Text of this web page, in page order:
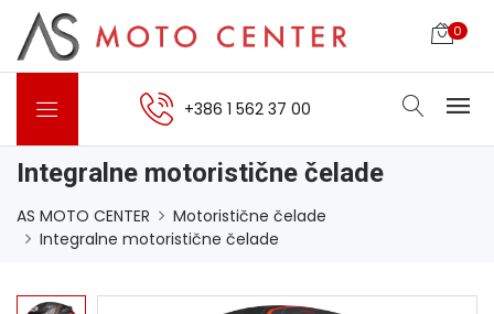
0
+386 1 562 37 00
Integralne motoristične čelade
AS MOTO CENTER
Motoristične čelade
Integralne motoristične čelade